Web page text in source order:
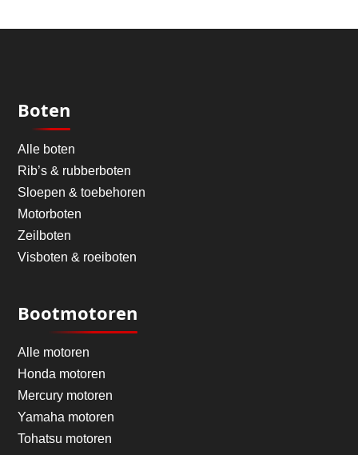
Boten
Alle boten
Rib’s & rubberboten
Sloepen & toebehoren
Motorboten
Zeilboten
Visboten & roeiboten
Bootmotoren
Alle motoren
Honda motoren
Mercury motoren
Yamaha motoren
Tohatsu motoren